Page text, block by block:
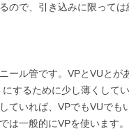
ので、引き込みに限って
ール管です。VPとVUとが
するために少し薄くして
ていれば、VPでもVUでも
は一般的にVPを使います。